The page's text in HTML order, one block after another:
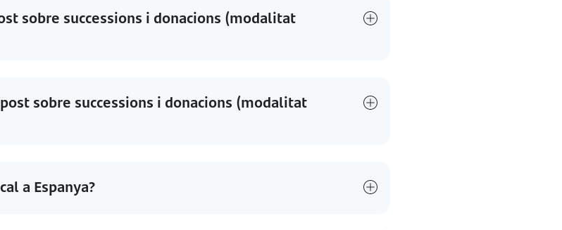
sobre successions i donacions (modalitat
sobre successions i donacions (modalitat
a Espanya?